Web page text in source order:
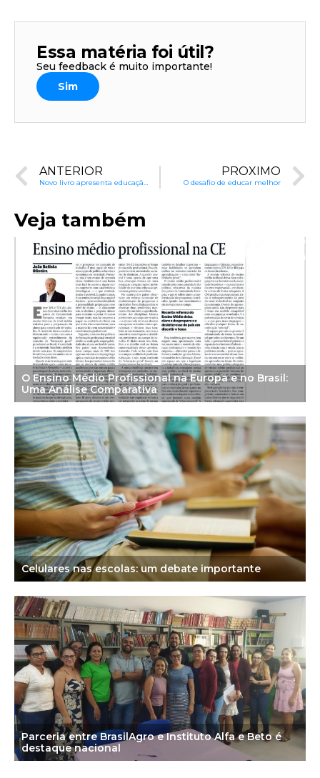
Essa matéria foi útil?
Seu feedback é muito importante!
Sim
ANTERIOR PRÓXIMO
O desafio de educar melhor
Veja também
O Ensino Médio Profissional na Europa e no Brasil:
Uma Análise Comparativa
Celulares nas escolas: um debate importante
Parceria entre BrasilAgro e Instituto Alfa e Beto é
destaque nacional